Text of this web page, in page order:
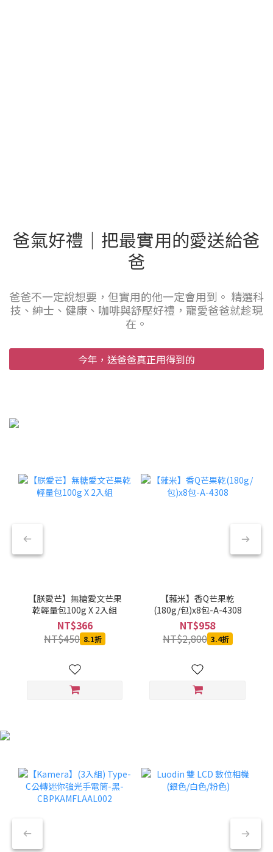
爸氣好禮｜把最實用的愛送給爸
爸
爸爸不一定說想要，但實用的他一定會用到。 精選科
技、紳士、健康、咖啡與舒壓好禮，寵愛爸爸就趁現
在。
今年，送爸爸真正用得到的
【朕愛芒】無糖愛文芒果
乾輕量包100g X 2入組
NT$366
NT$450 8.1折
【蕥米】香Q芒果乾
(180g/包)x8包-A-4308
NT$958
NT$2,800 3.4折